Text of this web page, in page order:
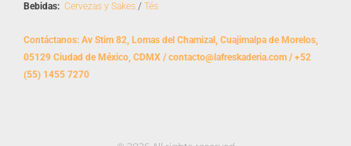
Bebidas: Cervezas y Sakes / Tés
Contáctanos: Av Stim 82, Lomas del Chamizal, Cuajimalpa de Morelos,
05129 Ciudad de México, CDMX / contacto@lafreskaderia.com / +52
(55) 1455 7270